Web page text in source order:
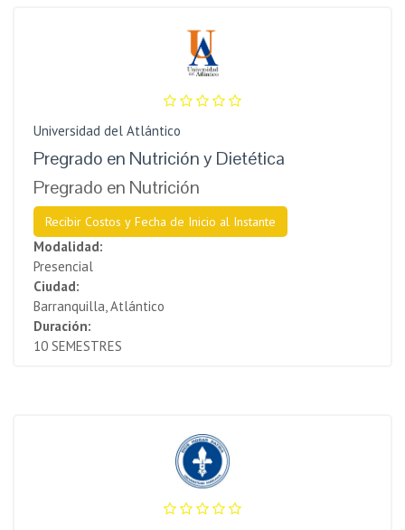
Universidad del Atlántico
Pregrado en Nutrición y Dietética
Pregrado en Nutrición
Recibir Costos y Fecha de Inicio al Instante
Modalidad:
Presencial
Ciudad:
Barranquilla, Atlántico
Duración:
10 SEMESTRES